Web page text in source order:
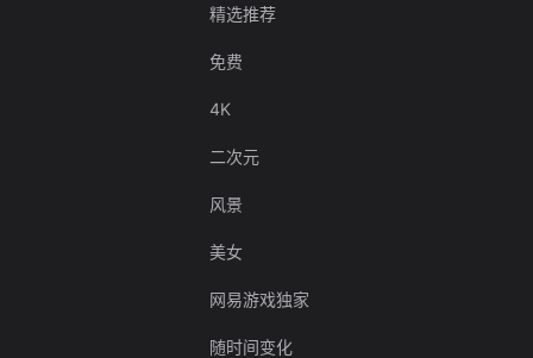
精选推荐
免费
4K
二次元
风景
美女
网易游戏独家
随时间变化